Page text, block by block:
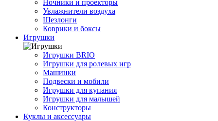
Ночники и проекторы
Увлажнители воздуха
Шезлонги
Коврики и боксы
Игрушки
Игрушки BRIO
Игрушки для ролевых игр
Машинки
Подвески и мобили
Игрушки для купания
Игрушки для малышей
Конструкторы
Куклы и аксессуары